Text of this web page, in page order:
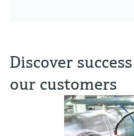
Discover
our customers